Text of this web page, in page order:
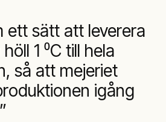
ett sätt att leverera
1 ⁰C till hela
så att mejeriet
igång